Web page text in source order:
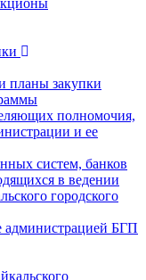
планы закупки
полномочия,
и ее
систем, банков
в ведении
городского
БГП